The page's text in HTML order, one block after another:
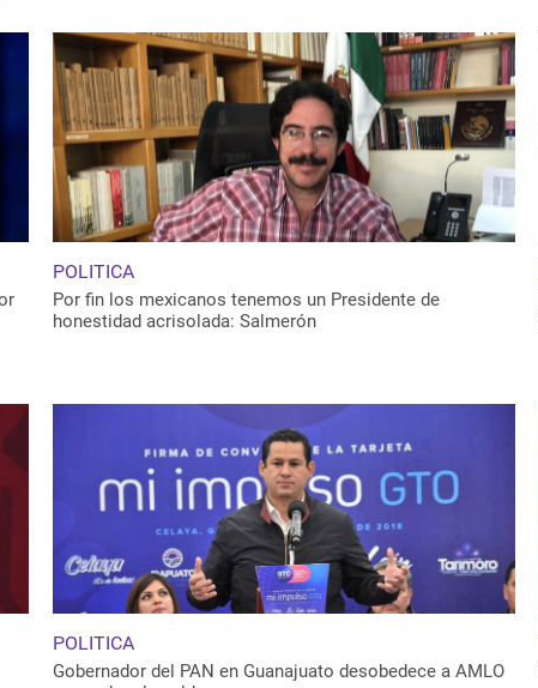
POLITICA
Por fin los mexicanos tenemos un Presidente de
honestidad acrisolada: Salmerón
POLITICA
Gobernador del PAN en Guanajuato desobedece a AMLO